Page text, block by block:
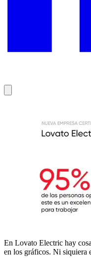
En Lovato Electric hay
en los gráficos. Ni siquiera